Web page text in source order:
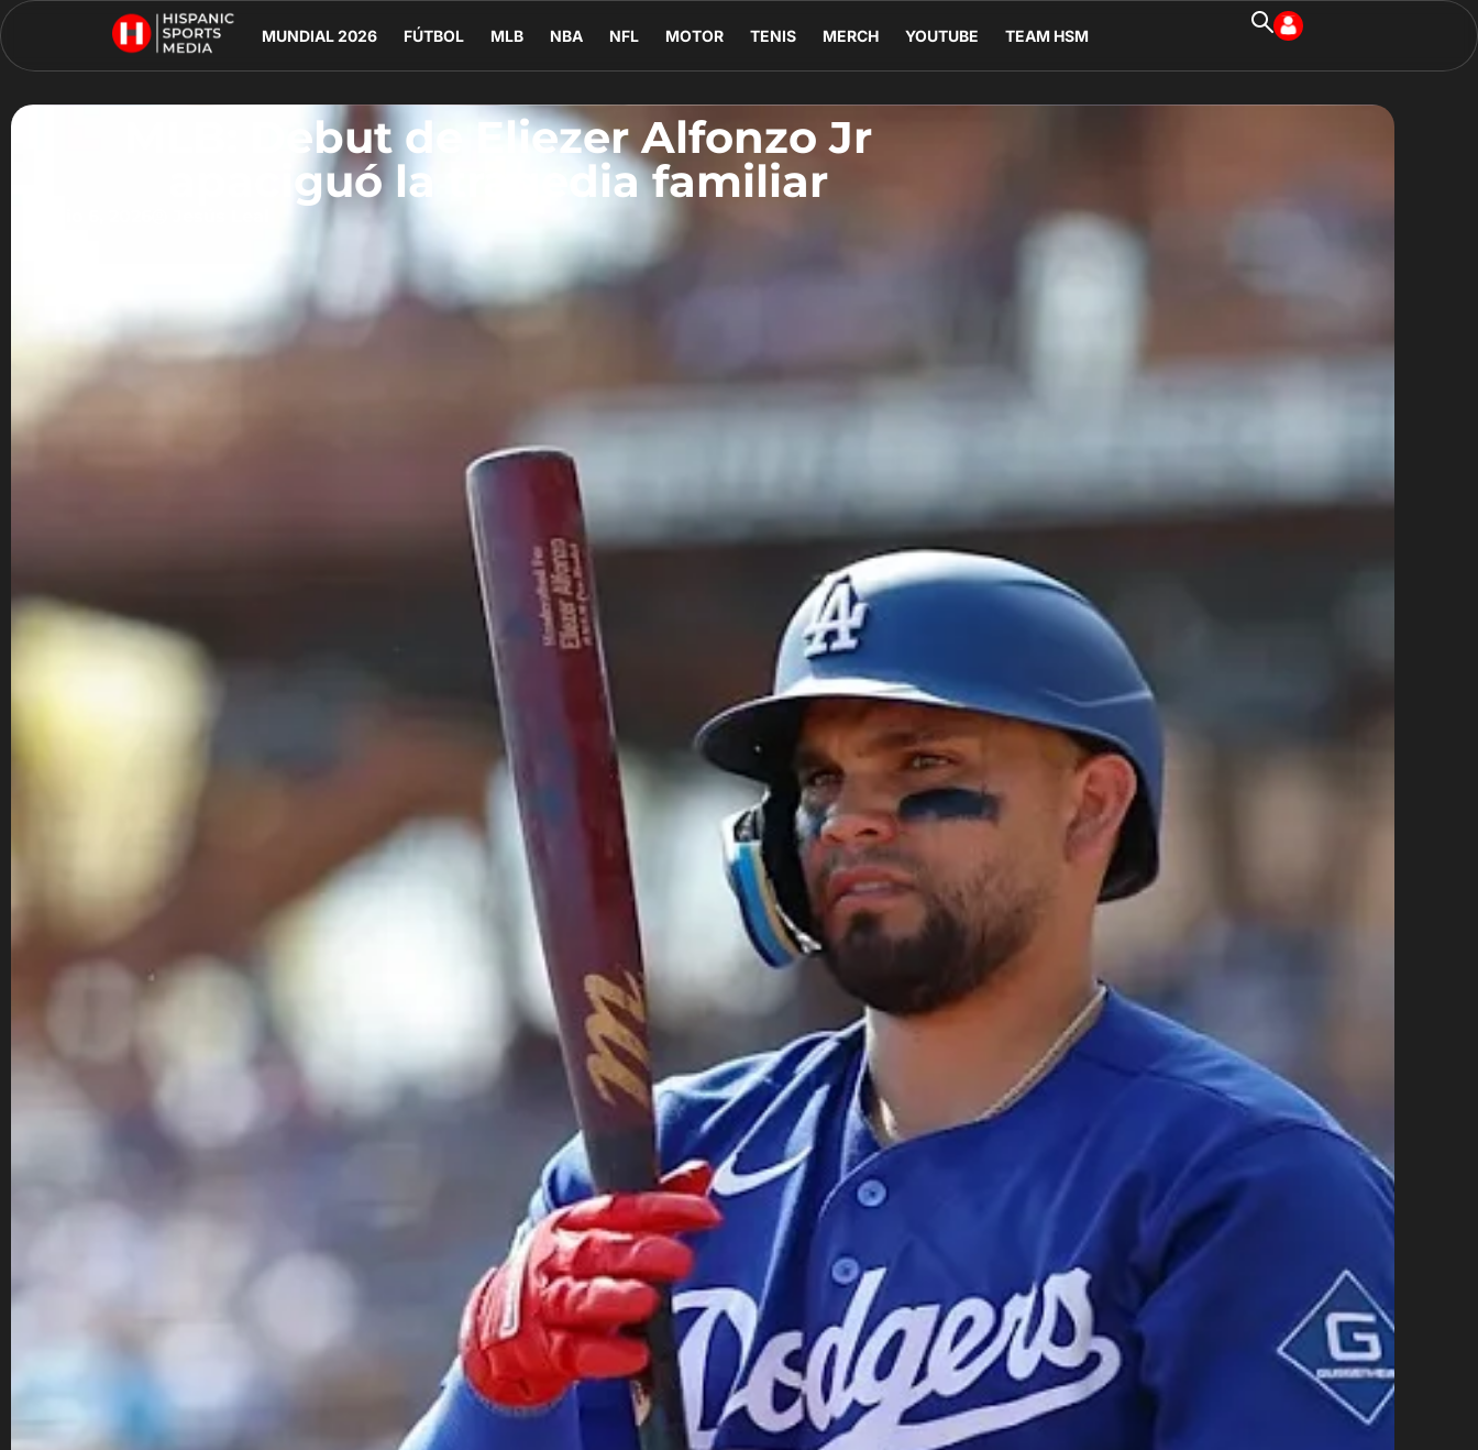
MUNDIAL 2026 FÚTBOL MLB NBA NFL MOTOR TENIS MERCH YOUTUBE TEAM HSM
MLB: Debut de Eliezer Alfonzo Jr
apaciguó la tragedia familiar